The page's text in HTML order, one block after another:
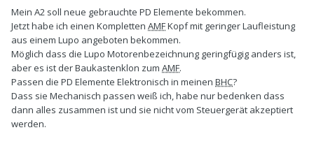
Mein A2 soll neue gebrauchte PD Elemente bekommen.
Jetzt habe ich einen Kompletten AMFKopf mit geringer Laufleistung
aus einem Lupo angeboten bekommen.
Möglich dass die Lupo Motorenbezeichnung geringfügig anders ist,
aber es ist der Baukastenklon zum AMF.
Passen die PD Elemente Elektronisch in meinen BHC?
Dass sie Mechanisch passen weiß ich, habe nur bedenken dass
dann alles zusammen ist und sie nicht vom Steuergerät akzeptiert
werden.